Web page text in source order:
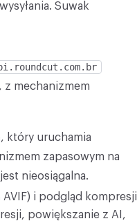
Suwak
z mechanizmem
który uruchamia
zapasowym na
nieosiągalna.
i podgląd kompresji
powiększanie z AI,